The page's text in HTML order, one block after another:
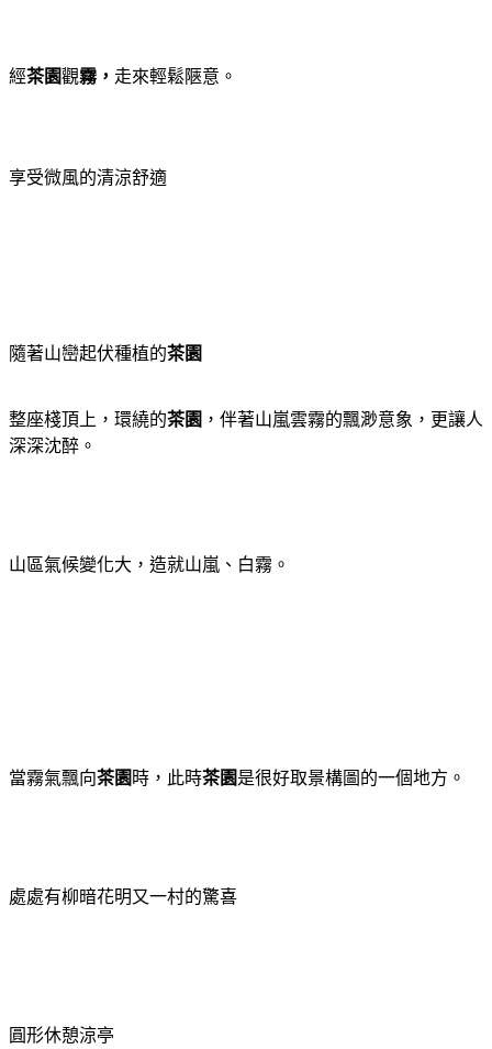
經茶園觀霧， 走來輕鬆陿意。
享受微風的清涼舒適
隨著山巒起伏種植的茶園
整座棧頂上，環繞的茶園 ，伴著山嵐雲霧的飄渺意象，更讓人
深深沈醉。
山區氣候變化大，造就山嵐、白霧。
當霧氣飄向茶園 時，此時茶園是很好取景構圖的一個地方。
處處有柳暗花明又一村的驚喜
圓形休憩涼亭